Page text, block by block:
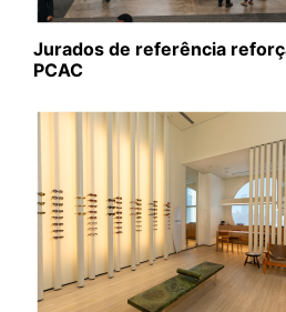
Jurados de referência
PCAC